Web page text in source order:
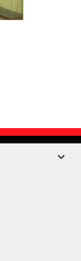
keyboard_arrow_down